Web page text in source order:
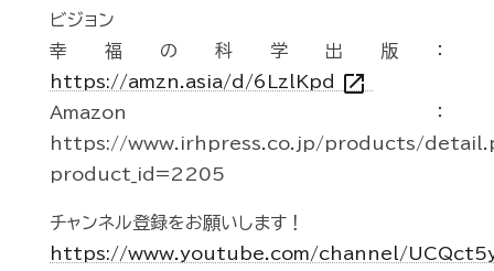
ビジョン
幸福の科学出版：
https://amzn.asia/d/6LzlKpd open_in_new
Amazon：
https://www.irhpress.co.jp/products/
product_id=2205
チャンネル登録をお願いします！
https://www.youtube.com/channel/